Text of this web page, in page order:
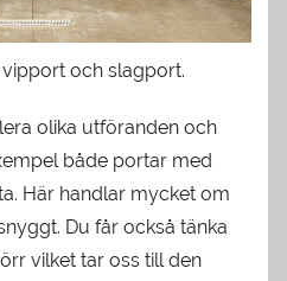
och slagport.
olika utföranden och
både portar med
Här handlar mycket om
Du får också tänka
vilket tar oss till den